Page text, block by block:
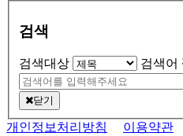
검색
검색대상 검색어
닫기
개인정보처리방침 이용약관